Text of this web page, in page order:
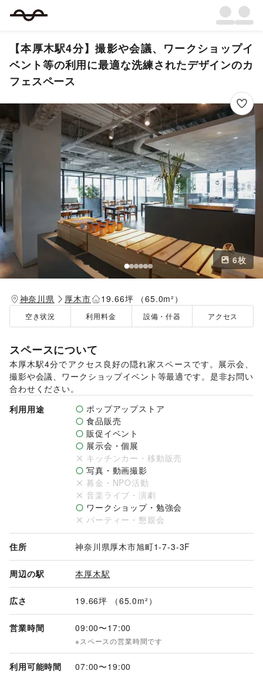
【本厚木駅4分】撮影や会議、ワークショップイ
ベント等の利用に最適な洗練されたデザインのカ
フェスペース
6枚
神奈川県 厚木市 19.66坪 （65.0m²）
空き状況 利用料金 設備・什器 アクセス
スペースについて
本厚木駅4分でアクセス良好の隠れ家スペースです。展示会、
撮影や会議、ワークショップイベント等最適です。是非お問い
合わせください。
利用用途
ポップアップストア
食品販売
販促イベント
展示会・個展
キッチンカー・移動販売
写真・動画撮影
募金・NPO活動
音楽ライブ・演劇
ワークショップ・勉強会
パーティー・懇親会
住所 神奈川県厚木市旭町1-7-3-3F
周辺の駅 本厚木駅
広さ 19.66坪 （65.0m²）
営業時間 09:00〜17:00
※スペースの営業時間です
利用可能時間 07:00〜19:00